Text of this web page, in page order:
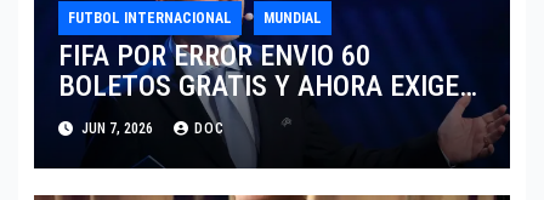
FUTBOL INTERNACIONAL MUNDIAL
FIFA POR ERROR ENVIO 60
BOLETOS GRATIS Y AHORA EXIGE
COBRO.
JUN 7, 2026 DOC